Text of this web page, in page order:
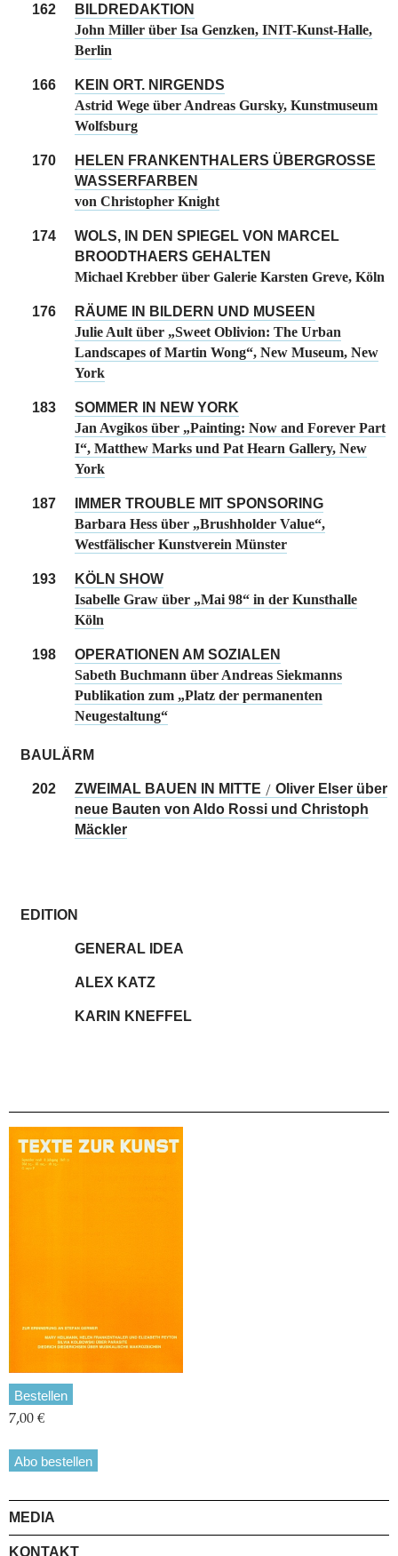
162
BILDREDAKTION
John Miller über Isa Genzken, INIT-Kunst-Halle,
Berlin
166
KEIN ORT. NIRGENDS
Astrid Wege über Andreas Gursky, Kunstmuseum
Wolfsburg
170
HELEN FRANKENTHALERS ÜBERGROSSE
WASSERFARBEN
von Christopher Knight
174
WOLS, IN DEN SPIEGEL VON MARCEL
BROODTHAERS GEHALTEN
Michael Krebber über Galerie Karsten Greve, Köln
176
RÄUME IN BILDERN UND MUSEEN
Julie Ault über „Sweet Oblivion: The Urban
Landscapes of Martin Wong“, New Museum, New
York
183
SOMMER IN NEW YORK
Jan Avgikos über „Painting: Now and Forever Part
I“, Matthew Marks und Pat Hearn Gallery, New
York
187
IMMER TROUBLE MIT SPONSORING
Barbara Hess über „Brushholder Value“,
Westfälischer Kunstverein Münster
193
KÖLN SHOW
Isabelle Graw über „Mai 98“ in der Kunsthalle
Köln
198
OPERATIONEN AM SOZIALEN
Sabeth Buchmann über Andreas Siekmanns
Publikation zum „Platz der permanenten
Neugestaltung“
BAULÄRM
202 ZWEIMAL BAUEN IN MITTE / Oliver Elser über
neue Bauten von Aldo Rossi und Christoph
Mäckler
EDITION
GENERAL IDEA
ALEX KATZ
KARIN KNEFFEL
Bestellen
7,00 €
Abo bestellen
MEDIA
KONTAKT